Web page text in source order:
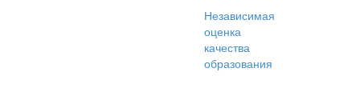
Независимая
оценка
качества
образования